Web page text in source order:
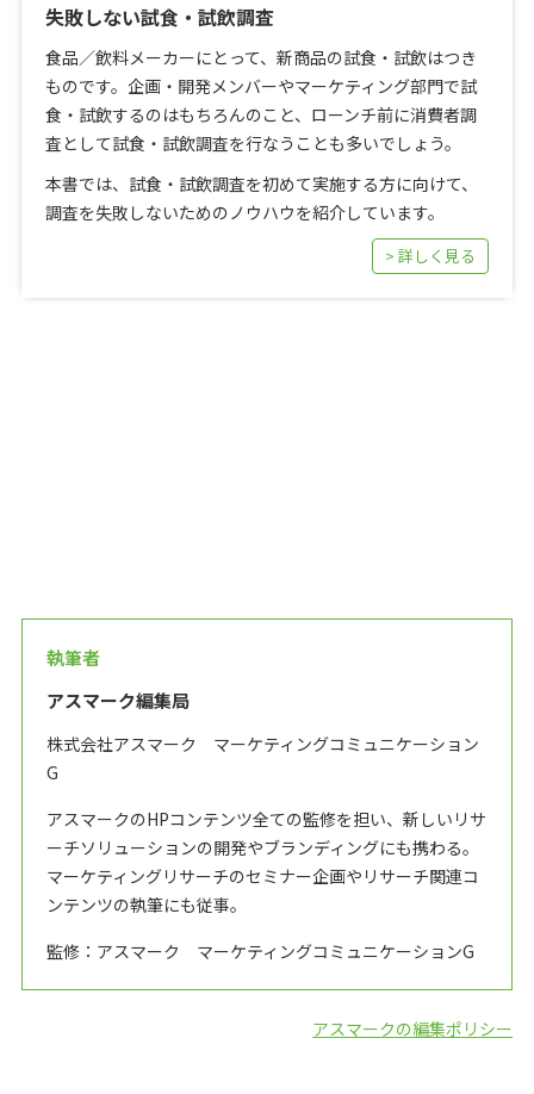
失敗しない試食・試飲調査
食品／飲料メーカーにとって、新商品の試食・試飲はつき
ものです。企画・開発メンバーやマーケティング部門で試
食・試飲するのはもちろんのこと、ローンチ前に消費者調
査として試食・試飲調査を行なうことも多いでしょう。
本書では、試食・試飲調査を初めて実施する方に向けて、
調査を失敗しないためのノウハウを紹介しています。
> 詳しく見る
執筆者
アスマーク編集局
株式会社アスマーク マーケティングコミュニケーション
G
アスマークのHPコンテンツ全ての監修を担い、新しいリサ
ーチソリューションの開発やブランディングにも携わる。
マーケティングリサーチのセミナー企画やリサーチ関連コ
ンテンツの執筆にも従事。
監修：アスマーク マーケティングコミュニケーションG
アスマークの編集ポリシー